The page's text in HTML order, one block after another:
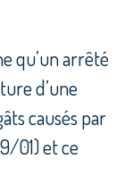
qu’un arrêté
d’une
causés par
01) et ce